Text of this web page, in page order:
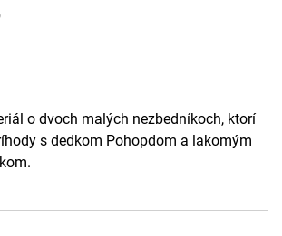
o dvoch malých nezbedníkoch, ktorí
s dedkom Pohopdom a lakomým